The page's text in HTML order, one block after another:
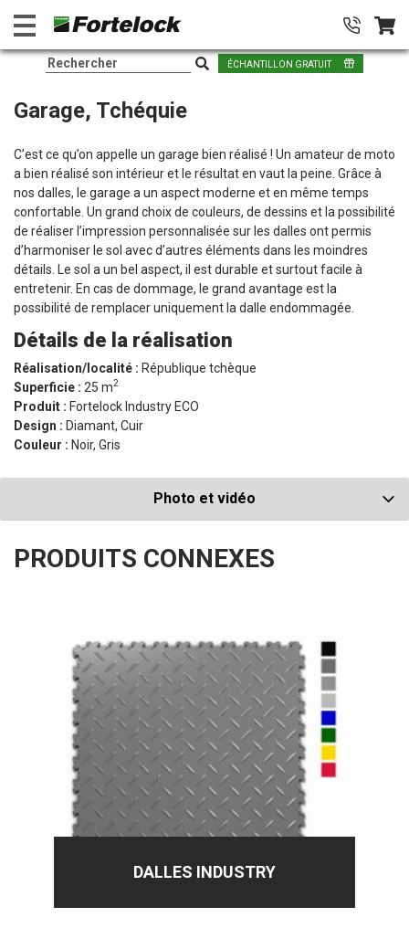
ÉCHANTILLON GRATUIT
Garage, Tchéquie
C’est ce qu’on appelle un garage bien réalisé ! Un amateur de moto
a bien réalisé son intérieur et le résultat en vaut la peine. Grâce à
nos dalles, le garage a un aspect moderne et en même temps
confortable. Un grand choix de couleurs, de dessins et la possibilité
de réaliser l’impression personnalisée sur les dalles ont permis
d’harmoniser le sol avec d’autres éléments dans les moindres
détails. Le sol a un bel aspect, il est durable et surtout facile à
entretenir. En cas de dommage, le grand avantage est la
possibilité de remplacer uniquement la dalle endommagée.
Détails de la réalisation
Réalisation/localité : République tchèque
Superficie : 25 m2
Produit : Fortelock Industry ECO
Design : Diamant, Cuir
Couleur : Noir, Gris
Photo et vidéo
PRODUITS CONNEXES
DALLES INDUSTRY